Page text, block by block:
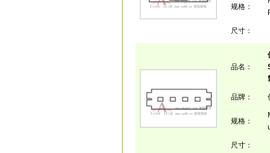
规格：
尺寸：
品名：
品牌：
规格：
尺寸：